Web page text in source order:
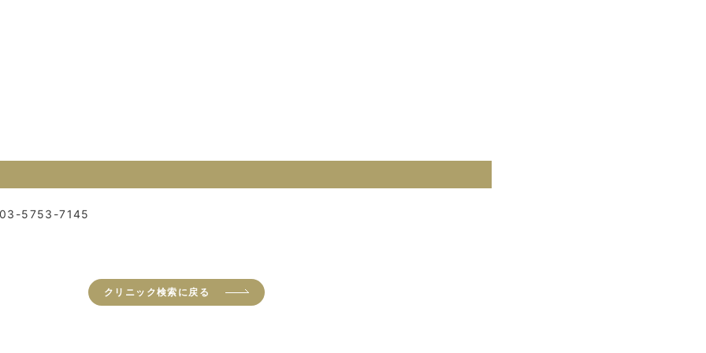
03-5753-7145
クリニック検索に戻る